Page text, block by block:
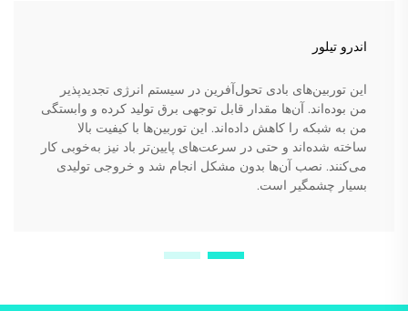
اندرو تیلور
این توربین‌های بادی تحول‌آفرین در سیستم انرژی تجدیدپذیر
من بوده‌اند. آن‌ها مقدار قابل توجهی برق تولید کرده و وابستگی
من به شبکه را کاهش داده‌اند. این توربین‌ها با کیفیت بالا
ساخته شده‌اند و حتی در سرعت‌های پایین‌تر باد نیز به‌خوبی کار
می‌کنند. نصب آن‌ها بدون مشکل انجام شد و خروجی تولیدی
بسیار چشمگیر است.